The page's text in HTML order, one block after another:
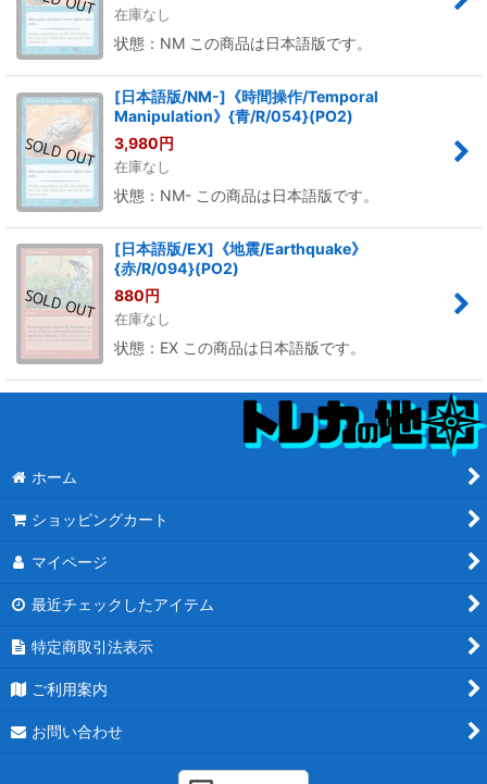
在庫なし
状態：NM この商品は日本語版です。
[日本語版/NM-]《時間操作/Temporal
Manipulation》{青/R/054}(PO2)
3,980円
在庫なし
状態：NM- この商品は日本語版です。
[日本語版/EX]《地震/Earthquake》
{赤/R/094}(PO2)
880円
在庫なし
状態：EX この商品は日本語版です。
ホーム
ショッピングカート
マイページ
最近チェックしたアイテム
特定商取引法表示
ご利用案内
お問い合わせ